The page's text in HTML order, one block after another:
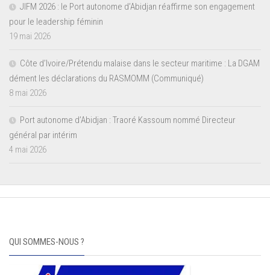
JIFM 2026 : le Port autonome d’Abidjan réaffirme son engagement
pour le leadership féminin
19 mai 2026
Côte d’Ivoire/Prétendu malaise dans le secteur maritime : La DGAM
dément les déclarations du RASMOMM (Communiqué)
8 mai 2026
Port autonome d’Abidjan : Traoré Kassoum nommé Directeur
général par intérim
4 mai 2026
QUI SOMMES-NOUS ?